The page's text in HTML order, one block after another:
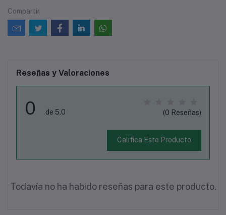
Compartir
Reseñas y Valoraciones
0 de 5.0 (0 Reseñas)
Califica Este Producto
Todavía no ha habido reseñas para este producto.